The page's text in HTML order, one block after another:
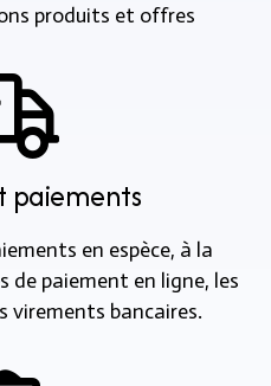
produits et offres
paiements
en espèce, à la
de paiement en ligne, les
virements bancaires.